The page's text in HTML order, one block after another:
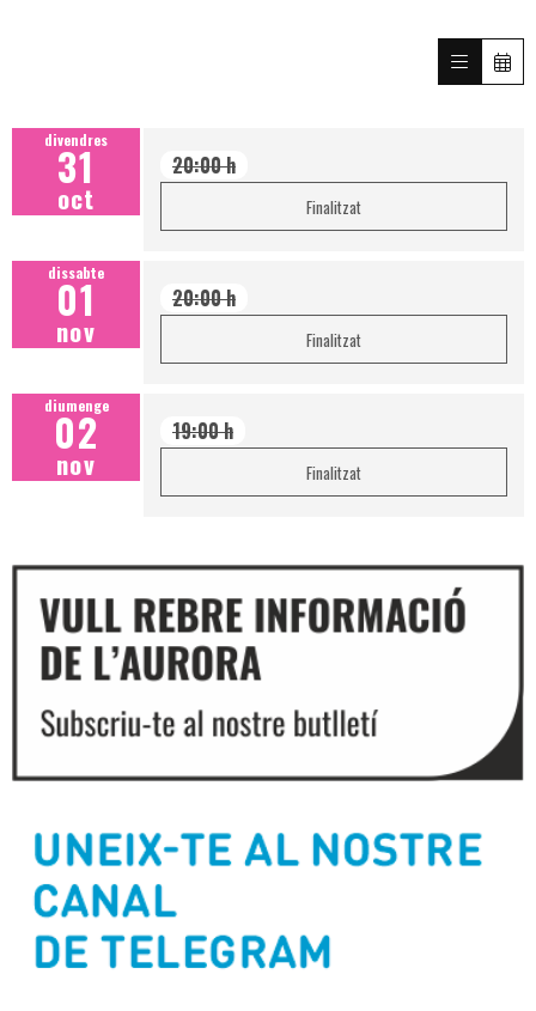
divendres
31
oct
20:00 h
Finalitzat
dissabte
01
nov
20:00 h
Finalitzat
diumenge
02
nov
19:00 h
Finalitzat